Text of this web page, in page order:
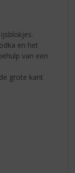
en het
van een
grote kant